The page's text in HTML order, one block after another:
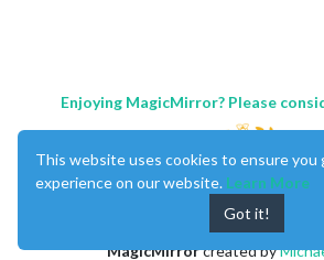
Enjoying MagicMirror? Please
MagicMirrorcreated by
This website uses cookies to ensure
experience on our website. Learn More
Got it!